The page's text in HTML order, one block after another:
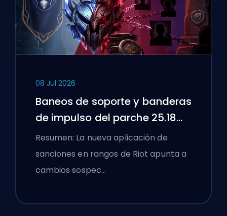
08 Jul 2026
Baneos de soporte y banderas
de impulso del parche 25.18
de League of Legends
Resumen: La nueva aplicación de
sanciones en rangos de Riot apunta a
cambios sospec…